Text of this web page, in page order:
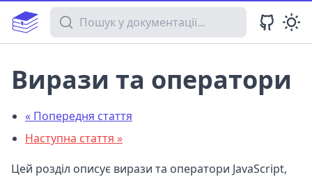
Пошук у документації
Вирази та оператори
« Попередня стаття
Наступна стаття »
Цей розділ описує вирази та оператори JavaScript,